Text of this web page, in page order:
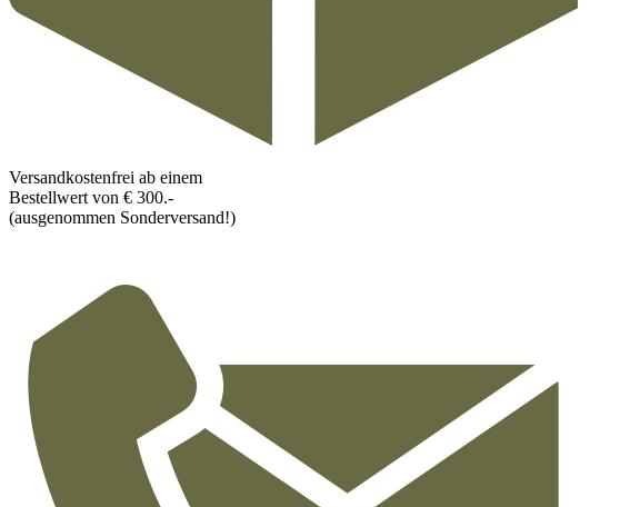
Versandkostenfrei ab einem
Bestellwert von € 300.-
(ausgenommen Sonderversand!)